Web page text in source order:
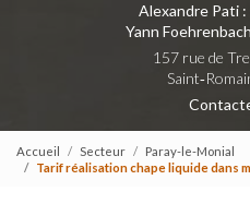
Alexandre Pati :
Yann
157 rue de
Accueil Secteur
Paray-le-Monial
Tarif réalisation chape liquide dans